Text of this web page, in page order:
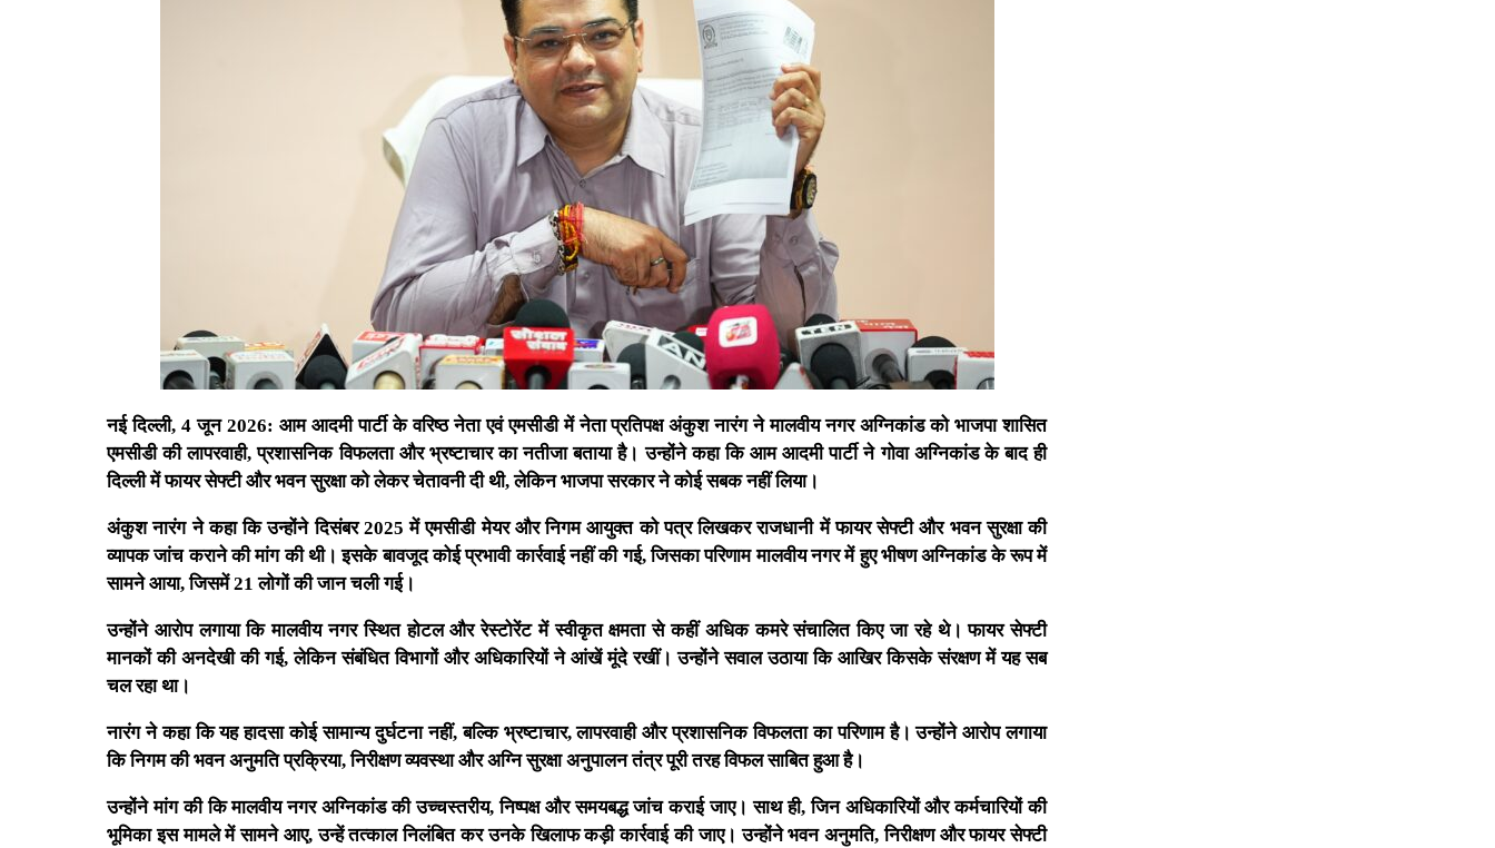
नई दिल्ली, 4 जून 2026: आम आदमी पार्टी के वरिष्ठ नेता एवं एमसीडी में नेता प्रतिपक्ष अंकुश नारंग ने मालवीय नगर अग्निकांड को भाजपा शासित
एमसीडी की लापरवाही, प्रशासनिक विफलता और भ्रष्टाचार का नतीजा बताया है। उन्होंने कहा कि आम आदमी पार्टी ने गोवा अग्निकांड के बाद ही
दिल्ली में फायर सेफ्टी और भवन सुरक्षा को लेकर चेतावनी दी थी, लेकिन भाजपा सरकार ने कोई सबक नहीं लिया।
अंकुश नारंग ने कहा कि उन्होंने दिसंबर 2025 में एमसीडी मेयर और निगम आयुक्त को पत्र लिखकर राजधानी में फायर सेफ्टी और भवन सुरक्षा की
व्यापक जांच कराने की मांग की थी। इसके बावजूद कोई प्रभावी कार्रवाई नहीं की गई, जिसका परिणाम मालवीय नगर में हुए भीषण अग्निकांड के रूप में
सामने आया, जिसमें 21 लोगों की जान चली गई।
उन्होंने आरोप लगाया कि मालवीय नगर स्थित होटल और रेस्टोरेंट में स्वीकृत क्षमता से कहीं अधिक कमरे संचालित किए जा रहे थे। फायर सेफ्टी
मानकों की अनदेखी की गई, लेकिन संबंधित विभागों और अधिकारियों ने आंखें मूंदे रखीं। उन्होंने सवाल उठाया कि आखिर किसके संरक्षण में यह सब
चल रहा था।
नारंग ने कहा कि यह हादसा कोई सामान्य दुर्घटना नहीं, बल्कि भ्रष्टाचार, लापरवाही और प्रशासनिक विफलता का परिणाम है। उन्होंने आरोप लगाया
कि निगम की भवन अनुमति प्रक्रिया, निरीक्षण व्यवस्था और अग्नि सुरक्षा अनुपालन तंत्र पूरी तरह विफल साबित हुआ है।
उन्होंने मांग की कि मालवीय नगर अग्निकांड की उच्चस्तरीय, निष्पक्ष और समयबद्ध जांच कराई जाए। साथ ही, जिन अधिकारियों और कर्मचारियों की
भूमिका इस मामले में सामने आए, उन्हें तत्काल निलंबित कर उनके खिलाफ कड़ी कार्रवाई की जाए। उन्होंने भवन अनुमति, निरीक्षण और फायर सेफ्टी